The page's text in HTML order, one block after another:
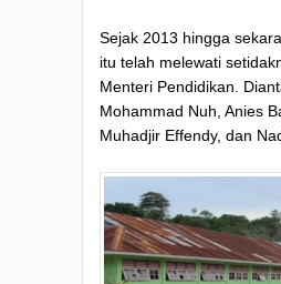
Sejak 2013 hingga
itu telah melewati
Menteri Pendidikan.
Mohammad Nuh, Anies
Muhadjir Effendy, dan